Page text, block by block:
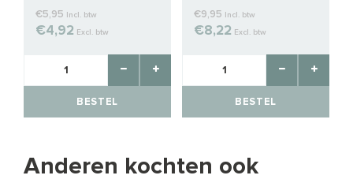
€5,95 Incl. btw
€4,92 Excl. btw
BESTEL
€9,95 Incl. btw
€8,22 Excl. btw
BESTEL
Anderen kochten ook